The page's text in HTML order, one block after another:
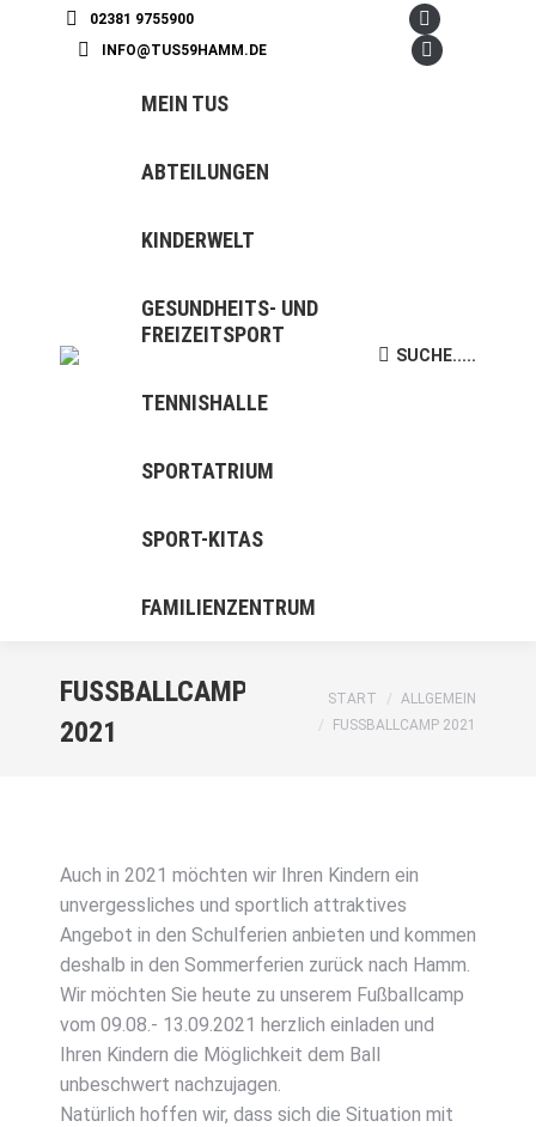
02381 9755900
INFO@TUS59HAMM.DE
Facebook
page
Instagram
MEIN TUS
ABTEILUNGEN
KINDERWELT
GESUNDHEITS- UND
FREIZEITSPORT
TENNISHALLE
SPORTATRIUM
SPORT-KITAS
FAMILIENZENTRUM
Search:
SUCHE.....
FUSSBALLCAMP 2
021
Sie befinden sich hier:
START
ALLGEMEIN
FUSSBALLCAMP 2021
Auch in 2021 möchten wir Ihren Kindern ein
unvergessliches und sportlich attraktives
Angebot in den Schulferien anbieten und kommen
deshalb in den Sommerferien zurück nach Hamm.
Wir möchten Sie heute zu unserem Fußballcamp
vom 09.08.- 13.09.2021 herzlich einladen und
Ihren Kindern die Möglichkeit dem Ball
unbeschwert nachzujagen.
Natürlich hoffen wir, dass sich die Situation mit